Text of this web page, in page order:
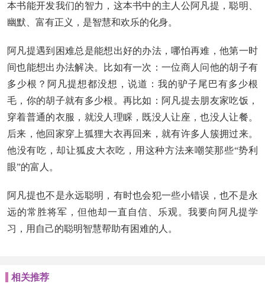
本书能开发我们的智力，这本书中的主人公阿凡提，聪明、
幽默、富有正义，是智慧和欢乐的化身。
阿凡提遇到困难总是能想出好的办法，哪怕再难，他第一时
间也能想出办法解决。比如有一次：一位商人问他的胡子有
多少根？阿凡提想都没想，说道：我的驴子尾巴有多少根
毛，你的胡子就有多少根。再比如：阿凡提去朋友家吃饭，
穿着普通的衣服，就没人理睬，既没人让座，也没人让餐。
后来，他回家穿上狐狸大衣再回来，就有许多人簇拥过来。
他没有吃，却让狐皮大衣吃，用这种方法来嘲笑那些“势利
眼”的富人。
阿凡提也不是永远聪明，有时也会犯一些小错误，也不是永
远的常胜将军，但他却一直自信、乐观。我要向阿凡提学
习，用自己的聪明智慧帮助有困难的人。
相关推荐